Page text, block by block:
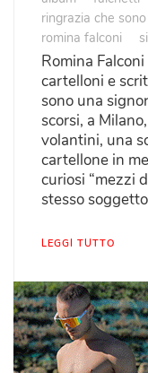
ringrazia che
romina falconi
Romina
cartelloni e
sono una
scorsi, a
volantini, una
cartellone in
curiosi “mezzi
stesso
LEGGI TUTTO